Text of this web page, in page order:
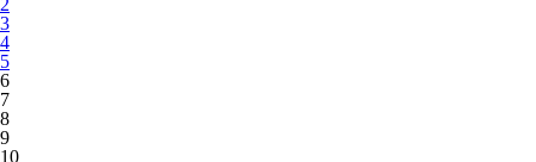
2
3
4
5
6
7
8
9
10